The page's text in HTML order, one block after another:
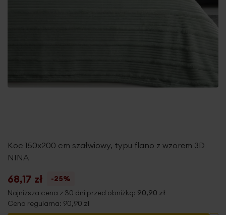
Koc 150x200 cm szałwiowy, typu flano z wzorem 3D
NINA
68,17 zł
-25%
Najniższa cena z 30 dni przed obniżką: 90,90 zł
Cena regularna: 90,90 zł